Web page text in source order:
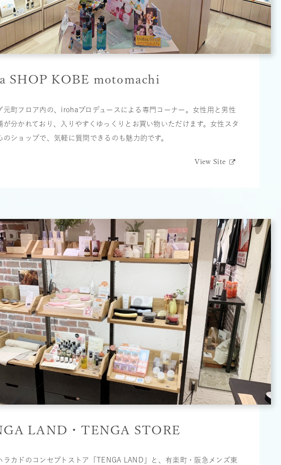
SHOP KOBE motomachi
元町フロア内の、irohaプロデュースによる専門コーナー。女性用と男性
が分かれており、入りやすくゆっくりとお買い物いただけます。女性スタ
のショップで、気軽に質問できるのも魅力的です。
View Site
LAND・TENGA STORE
ラカドのコンセプトストア「TENGA LAND」と、有楽町・阪急メンズ東